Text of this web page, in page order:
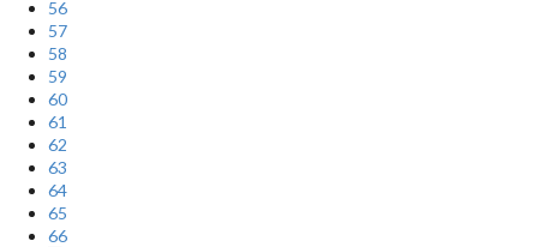
56
57
58
59
60
61
62
63
64
65
66